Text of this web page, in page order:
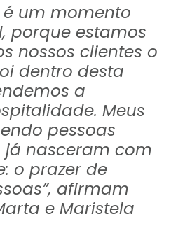
é um momento
porque estamos
nossos clientes o
dentro desta
a
Meus
pessoas
já nasceram com
o prazer de
afirmam
e Maristela